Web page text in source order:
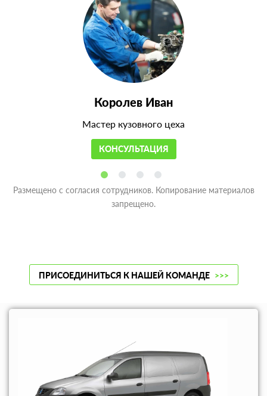
Королев Иван
Мастер кузовного цеха
КОНСУЛЬТАЦИЯ
Размещено с согласия сотрудников. Копирование материалов
запрещено.
ПРИСОЕДИНИТЬСЯ К НАШЕЙ КОМАНДЕ >>>